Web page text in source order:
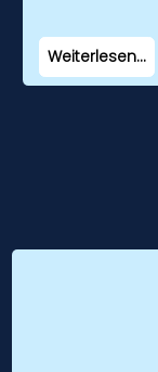
Weiterlesen...